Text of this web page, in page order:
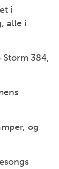
i
alle i
Storm 384,
og